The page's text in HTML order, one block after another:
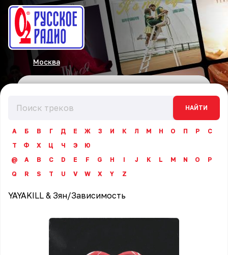
Москва
НАЙТИ
А Б В Г Д Е Ж З И К Л М Н О П Р
С
Т
Ф Х Ц Ч Э
Ю
@
A B C D E F G H I J K L M N O
P
Q
R S T U V W X Y Z
YAYAKILL & Зян/Зависимость